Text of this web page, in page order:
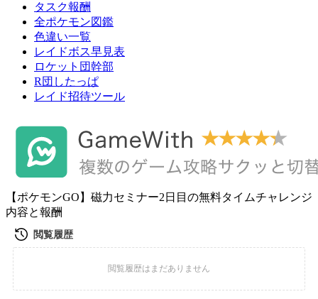
タスク報酬
全ポケモン図鑑
色違い一覧
レイドボス早見表
ロケット団幹部
R団したっぱ
レイド招待ツール
【ポケモンGO】磁力セミナー2日目の無料タイムチャレンジ
内容と報酬